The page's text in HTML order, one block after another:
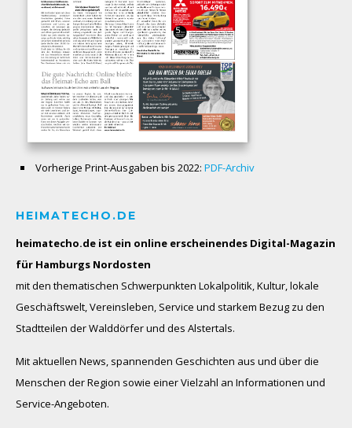
Vorherige Print-Ausgaben bis 2022: PDF-Archiv
HEIMATECHO.DE
heimatecho.de ist ein online erscheinendes Digital-Magazin
für Hamburgs Nordosten
mit den thematischen Schwerpunkten Lokalpolitik, Kultur, lokale
Geschäftswelt, Vereinsleben, Service und starkem Bezug zu den
Stadtteilen der Walddörfer und des Alstertals.
Mit aktuellen News, spannenden Geschichten aus und über die
Menschen der Region sowie einer Vielzahl an Informationen und
Service-Angeboten.